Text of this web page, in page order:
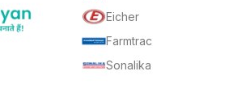
Eicher
Farmtrac
Sonalika